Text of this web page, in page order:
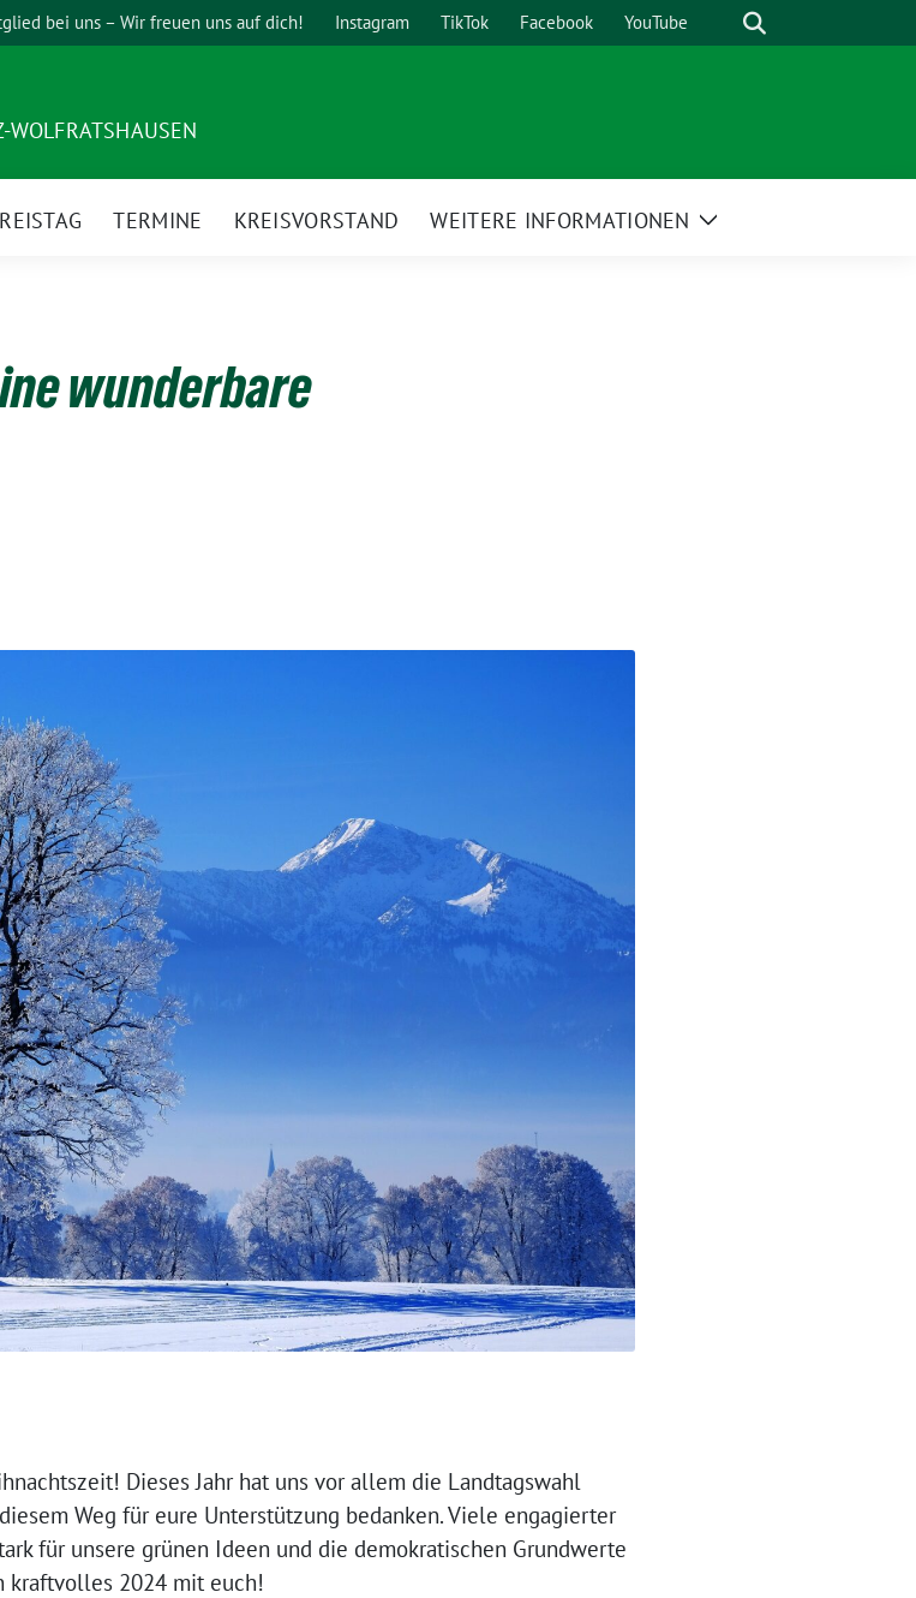
bei uns – Wir freuen uns auf dich! Instagram TikTok Facebook YouTube Suche
TERMINE KREISVORSTAND WEITERE INFORMATIONEN
Zeige
wunderbare
Dieses Jahr hat uns vor allem die Landtagswahl
Weg für eure Unterstützung bedanken. Viele engagierter
für unsere grünen Ideen und die demokratischen Grundwerte
kraftvolles 2024 mit euch!